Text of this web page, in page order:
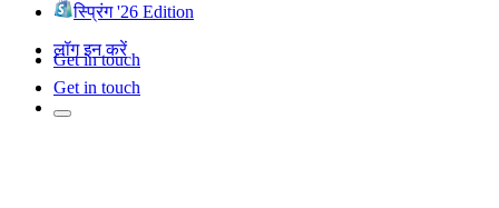
स्प्रिंग '26 Edition
लॉग इन करें
Get in touch
Get in touch